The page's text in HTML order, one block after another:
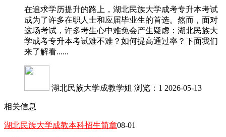
在追求学历提升的路上，湖北民族大学成考专升本考试
成为了许多在职人士和应届毕业生的首选。然而，面对
这场考试，许多考生心中难免会产生疑虑：湖北民族大
学成考专升本考试难不难？如何提高通过率？下面我们
来了解看......
湖北民族大学成教学姐 浏览：1 2026-05-13
相关信息
湖北民族大学成教本科招生简章08-01